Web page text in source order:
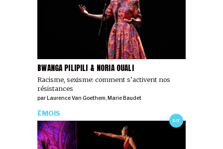
BWANGA PILIPILI & NORIA OUALI
Racisme, sexisme: comment s’activent nos
résistances
par Laurence Van Goethem, Marie Baudet
6/7
ÉMOIS